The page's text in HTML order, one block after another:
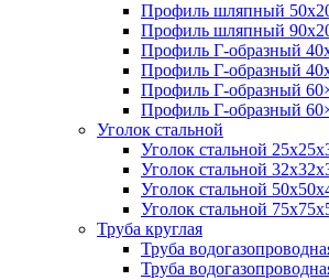
Профиль шляпный
Профиль шляпный
Профиль Г-образный
Профиль Г-образный
Профиль Г-образный
Профиль Г-образный
Уголок стальной
Уголок стальной
Уголок стальной
Уголок стальной
Уголок стальной
Труба круглая
Труба
Труба